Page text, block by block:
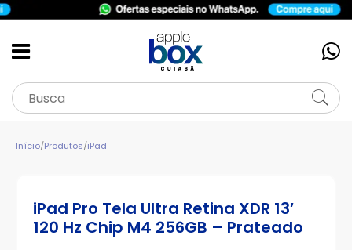
Início/Produtos/iPad
iPad Pro Tela Ultra Retina XDR 13′
120 Hz Chip M4 256GB – Prateado